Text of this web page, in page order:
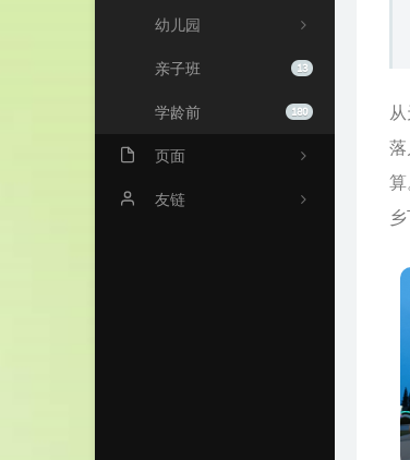
幼儿园
13
亲子班
180
学龄前
页面
关于我
友链